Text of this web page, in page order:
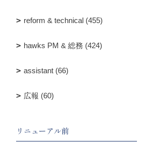
reform & technical (455)
hawks PM & 総務 (424)
assistant (66)
広報 (60)
リニューアル前